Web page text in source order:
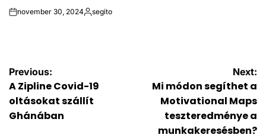
onnovember 30, 2024Posted
segito
Bejegyzés
navigáció
Previous:
A Zipline Covid-19
oltásokat szállít
Ghánában
Next:
Mi módon segíthet a
Motivational Maps
teszteredménye a
munkakeresésben?